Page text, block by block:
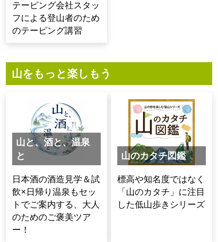
テーピング会社スタッ
フによる登山者のため
のテーピング講習
山をもっと楽しもう
山と、酒と、温泉
と
日本酒の酒造見学＆試
飲×日帰り温泉もセッ
トでご案内する、大人
のためのご褒美ツア
ー！
山のカタチ図鑑
標高や知名度ではなく
「山のカタチ」に注目
した低山歩きシリーズ